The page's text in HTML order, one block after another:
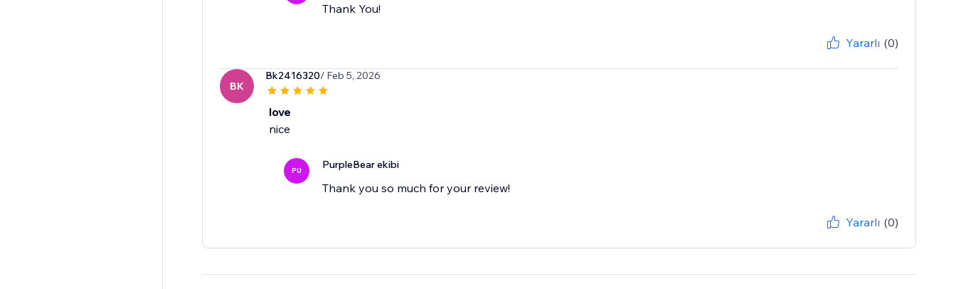
Thank You!
Yararlı (0)
BK
Bk2416320/ Feb 5, 2026
love
nice
PU PurpleBear ekibi
Thank you so much for your review!
Yararlı (0)